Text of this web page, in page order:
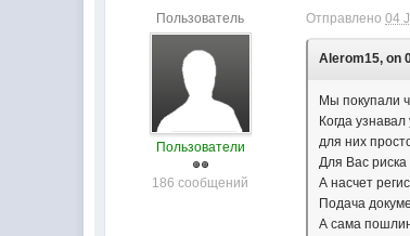
Пользователь
Пользователи
186 сообщений
Отправлено04
Alerom15, on
Мы покупали
Когда
для них
Для Вас
А насчет
Подача
А сама